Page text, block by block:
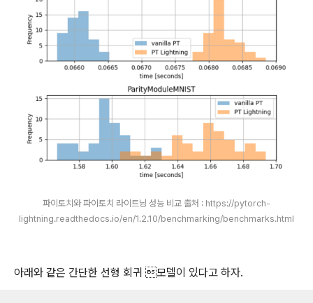
파이토치와 파이토치 라이트닝 성능 비교 출처 : https://pytorch-
lightning.readthedocs.io/en/1.2.10/benchmarking/benchmarks.html
아래와 같은 간단한 선형 회귀 모델이 있다고 하자.